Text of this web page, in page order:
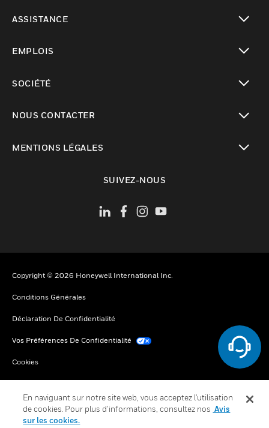
ASSISTANCE
EMPLOIS
SOCIÉTÉ
NOUS CONTACTER
MENTIONS LÉGALES
SUIVEZ-NOUS
Copyright © 2026 Honeywell International Inc.
Conditions Générales
Déclaration De Confidentialité
Vos Préférences De Confidentialité
Cookies
En naviguant sur notre site web, vous acceptez l'utilisation
de cookies. Pour plus d’informations, consultez nos Avis
sur les cookies.